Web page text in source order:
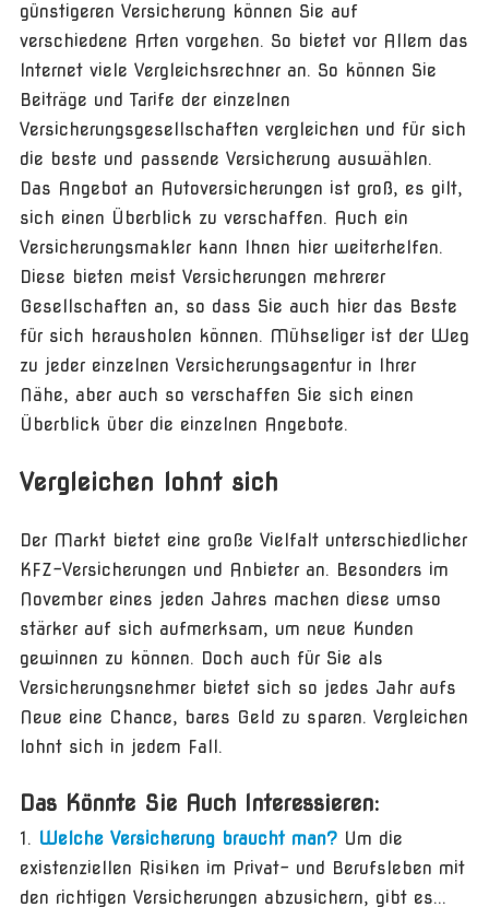
günstigeren Versicherung können Sie auf
verschiedene Arten vorgehen. So bietet vor Allem das
Internet viele Vergleichsrechner an. So können Sie
Beiträge und Tarife der einzelnen
Versicherungsgesellschaften vergleichen und für sich
die beste und passende Versicherung auswählen.
Das Angebot an Autoversicherungen ist groß, es gilt,
sich einen Überblick zu verschaffen. Auch ein
Versicherungsmakler kann Ihnen hier weiterhelfen.
Diese bieten meist Versicherungen mehrerer
Gesellschaften an, so dass Sie auch hier das Beste
für sich herausholen können. Mühseliger ist der Weg
zu jeder einzelnen Versicherungsagentur in Ihrer
Nähe, aber auch so verschaffen Sie sich einen
Überblick über die einzelnen Angebote.
Vergleichen lohnt sich
Der Markt bietet eine große Vielfalt unterschiedlicher
KFZ-Versicherungen und Anbieter an. Besonders im
November eines jeden Jahres machen diese umso
stärker auf sich aufmerksam, um neue Kunden
gewinnen zu können. Doch auch für Sie als
Versicherungsnehmer bietet sich so jedes Jahr aufs
Neue eine Chance, bares Geld zu sparen. Vergleichen
lohnt sich in jedem Fall.
Das Könnte Sie Auch Interessieren:
Welche Versicherung braucht man? Um die
existenziellen Risiken im Privat- und Berufsleben mit
den richtigen Versicherungen abzusichern, gibt es...